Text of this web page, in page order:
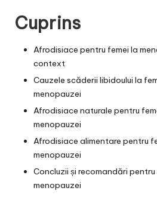
Cuprins
Afrodisiace pentru femei la
context
Cauzele scăderii libidoului la
menopauzei
Afrodisiace naturale pentru
menopauzei
Afrodisiace alimentare pentru
menopauzei
Concluzii și recomandări
menopauzei